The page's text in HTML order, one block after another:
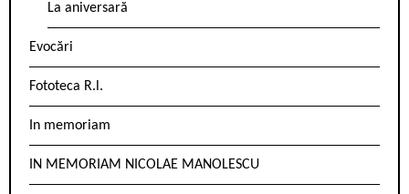
La aniversară
Evocări
Fototeca R.l.
In memoriam
IN MEMORIAM NICOLAE MANOLESCU